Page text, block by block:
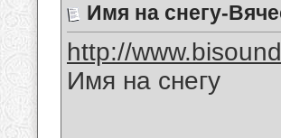
Имя на снегу-
http://
Имя на снегу